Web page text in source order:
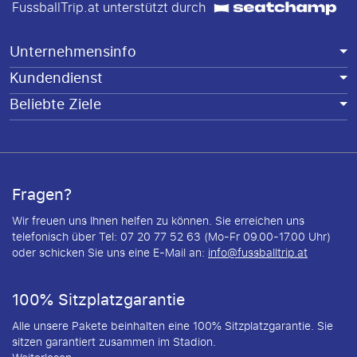
FussballTrip.at unterstützt durch
Unternehmensinfo
Kundendienst
Beliebte Ziele
Fragen?
Wir freuen uns Ihnen helfen zu können. Sie erreichen uns
telefonisch über Tel: 07 20 77 52 63 (Mo-Fr 09.00-17.00 Uhr)
oder schicken Sie uns eine E-Mail an: info@fussballtrip.at
100% Sitzplatzgarantie
Alle unsere Pakete beinhalten eine 100% Sitzplatzgarantie. Sie
sitzen garantiert zusammen im Stadion.